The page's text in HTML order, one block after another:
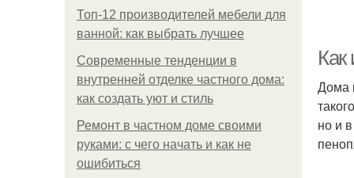
Топ-12 производителей мебели для
ванной: как выбрать лучшее
Современные тенденции в
внутренней отделке частного дома:
как создать уют и стиль
Ремонт в частном доме своими
руками: с чего начать и как не
ошибиться
Как
Дома
но и